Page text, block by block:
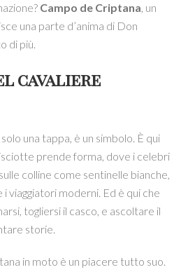
Campo de Criptana, un
una parte d’anima di Don
di più.
cavaliere
una tappa, è un simbolo. È qui
prende forma, dove i celebri
colline come sentinelle bianche,
viaggiatori moderni. Ed è qui che
togliersi il casco, e ascoltare il
storie.
in moto è un piacere tutto suo.